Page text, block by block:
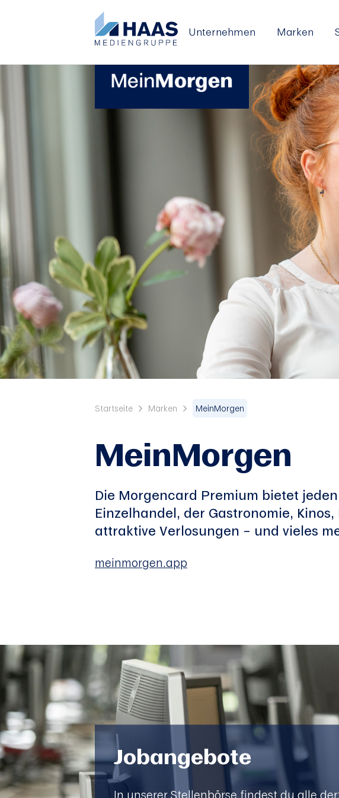
Unternehmen Marken
Startseite Marken MeinMorgen
MeinMorgen
Die Morgencard Premium bietet
Einzelhandel, der Gastronomie,
attraktive Verlosungen – und vieles
meinmorgen.app
Jobangebote
In unserer Stellenbörse findest du alle